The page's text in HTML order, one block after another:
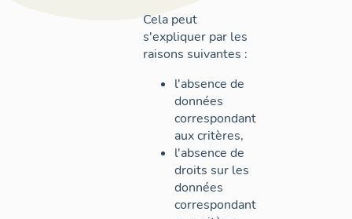
Cela peut
s'expliquer par les
raisons suivantes :
l'absence de
données
correspondant
aux critères,
l'absence de
droits sur les
données
correspondant